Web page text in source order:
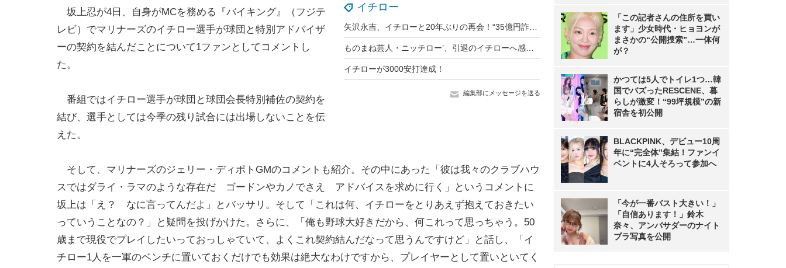
イチロー
イチローが3000安打達成！
編集部にメッセージを送る
坂上忍が4日、自身がMCを務める『バイキング』（フジテ
レビ）でマリナーズのイチロー選手が球団と特別アドバイザ
ーの契約を結んだことについて1ファンとしてコメントし
た。
番組ではイチロー選手が球団と球団会長特別補佐の契約を
結び、選手としては今季の残り試合には出場しないことを伝
えた。
そして、マリナーズのジェリー・ディポトGMのコメントも紹介。その中にあった「彼は我々のクラブハウ
スではダライ・ラマのような存在だ ゴードンやカノでさえ アドバイスを求めに行く」というコメントに
坂上は「え？ なに言ってんだよ」とバッサリ。そして「これは何、イチローをとりあえず抱えておきたい
っていうことなの？」と疑問を投げかけた。さらに、「俺も野球大好きだから、何これって思っちゃう。50
歳まで現役でプレイしたいっておっしゃていて、よくこれ契約結んだなって思うんですけど」と話し、「イ
チロー1人を一軍のベンチに置いておくだけでも効果は絶大なわけですから、プレイヤーとして置いといてく
「この記者さんの住所を買い
ます」少女時代・ヒョヨンが
まさかの“公開捜索”…一体何
が？
かつては5人でトイレ1つ…韓
国でバズったRESCENE、暮
らしが激変！“99坪規模”の新
宿舎を初公開
BLACKPINK、デビュー10周
年に“完全体”集結！ファンイ
ベントに4人そろって参加へ
「今が一番バスト大きい！」
「自信あります！」鈴木
奈々、アンバサダーのナイト
ブラ写真を公開